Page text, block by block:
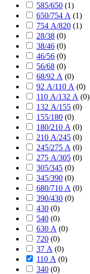
585/650 (1)
650/754 А (1)
754 А/820 (1)
28/38 (0)
38/46 (0)
46/56 (0)
56/68 (0)
68/92 А (0)
92 А/110 А (0)
110 А/132 А (0)
132 А/155 (0)
155/180 (0)
180/210 А (0)
210 А/245 (0)
245/275 А (0)
275 А/305 (0)
305/345 (0)
345/390 (0)
680/710 А (0)
390/430 (0)
430 (0)
540 (0)
630 А (0)
720 (0)
37 А (0)
110 А (0)
340 (0)